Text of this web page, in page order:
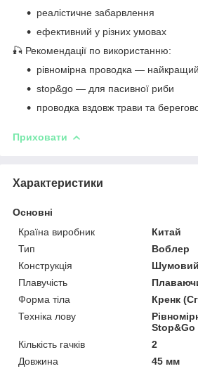
реалістичне забарвлення
ефективний у різних умовах
🎣 Рекомендації по використанню:
рівномірна проводка —
stop&go — для пасивної риби
проводка вздовж трави та
Приховати
Характеристики
Основні
Країна виробник
Китай
Тип
Воблер
Конструкція
Шумовий
Плавучість
Форма тіла
Кренк
Техніка лову
Stop&Go
Кількість гачків
2
Довжина
45 мм